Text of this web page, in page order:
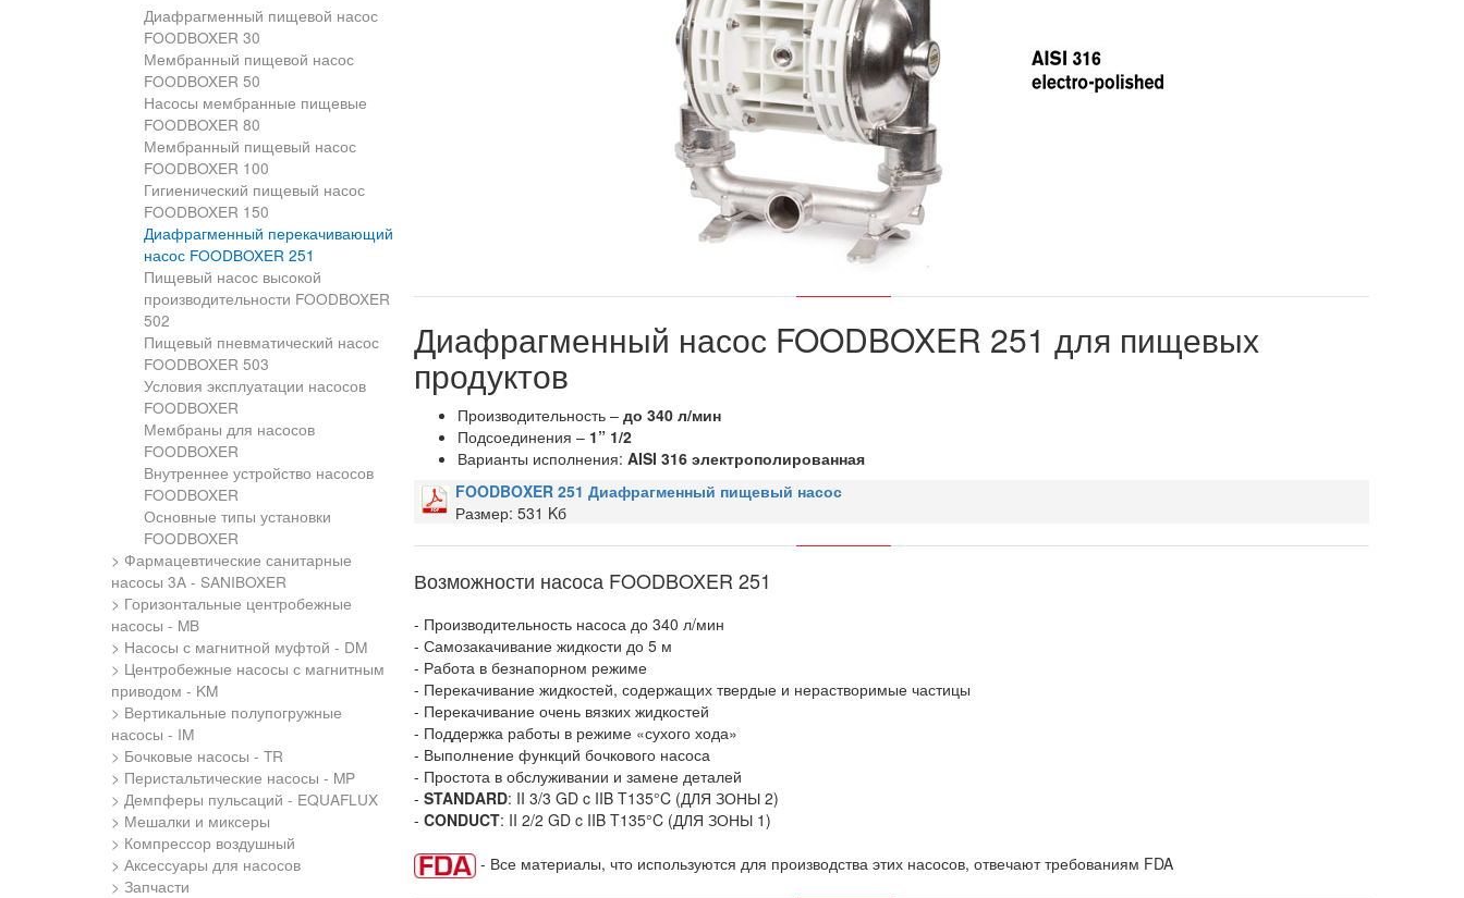
Диафрагменный пищевой насос
FOODBOXER 30
Мембранный пищевой насос
FOODBOXER 50
Насосы мембранные пищевые
FOODBOXER 80
Мембранный пищевый насос
FOODBOXER 100
Гигиенический пищевый насос
FOODBOXER 150
Диафрагменный перекачивающий
насос FOODBOXER 251
Пищевый насос высокой
производительности FOODBOXER
502
Пищевый пневматический насос
FOODBOXER 503
Условия эксплуатации насосов
FOODBOXER
Мембраны для насосов
FOODBOXER
Внутреннее устройство насосов
FOODBOXER
Основные типы установки
FOODBOXER
Фармацевтические санитарные
насосы 3A - SANIBOXER
Горизонтальные центробежные
насосы - MB
Насосы с магнитной муфтой - DM
Центробежные насосы с магнитным
приводом - KM
Вертикальные полупогружные
насосы - IM
Бочковые насосы - TR
Перистальтические насосы - MP
Демпферы пульсаций - EQUAFLUX
Мешалки и миксеры
Компрессор воздушный
Аксессуары для насосов
Запчасти
Диафрагменный насос FOODBOXER 251 для пищевых
продуктов
Производительность – до 340 л/мин
Подсоединения – 1”1/2
Варианты исполнения: AISI 316 электрополированная
FOODBOXER 251 Диафрагменный пищевый насос
Размер: 531 Kб
Возможности насоса FOODBOXER 251
- Производительность насоса до 340 л/мин
- Самозакачивание жидкости до 5 м
- Работа в безнапорном режиме
- Перекачивание жидкостей, содержащих твердые и нерастворимые частицы
- Перекачивание очень вязких жидкостей
- Поддержка работы в режиме «сухого хода»
- Выполнение функций бочкового насоса
- Простота в обслуживании и замене деталей
- STANDARD: II 3/3 GD c IIB T135°C (ДЛЯ ЗОНЫ 2)
- CONDUCT: II 2/2 GD c IIB T135°C (ДЛЯ ЗОНЫ 1)
- Все материалы, что используются для производства этих насосов, отвечают требованиям FDA